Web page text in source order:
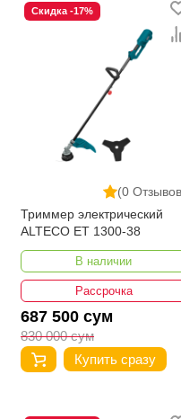
(0
Скидка -17%
Триммер электрический
ALTECO ET 1300-38
В наличии
Рассрочка
687 500 сум
830 000 сум
Купить сразу